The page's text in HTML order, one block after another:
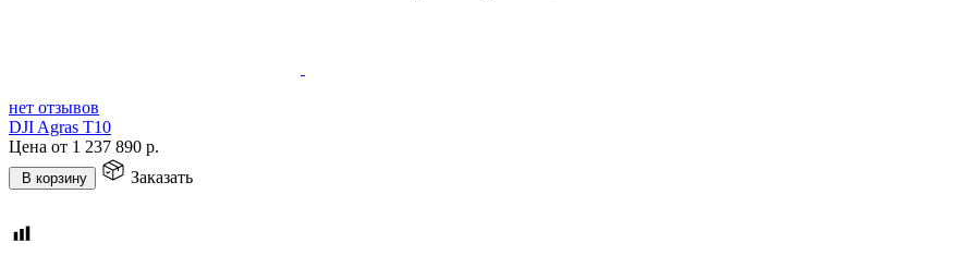
нет отзывов
DJI Agras T10
Цена от 1 237 890 р.
В корзину Заказать